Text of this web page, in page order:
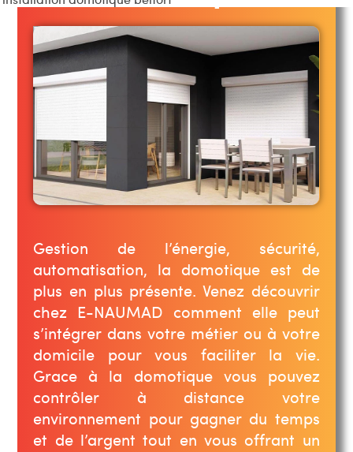
Gestion de l’énergie, sécurité,
automatisation, la domotique est de
plus en plus présente. Venez découvrir
chez E-NAUMAD comment elle peut
s’intégrer dans votre métier ou à votre
domicile pour vous faciliter la vie.
Grace à la domotique vous pouvez
contrôler à distance votre
environnement pour gagner du temps
et de l’argent tout en vous offrant un